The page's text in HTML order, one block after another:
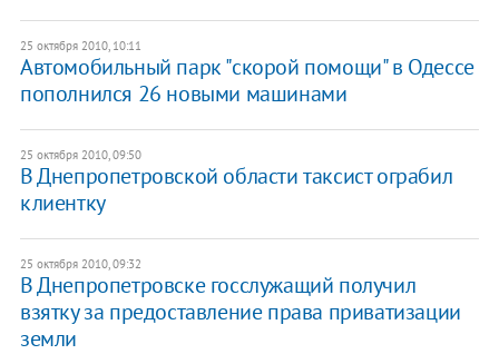
25 октября 2010, 10:11
Автомобильный парк "скорой помощи" в Одессе
пополнился 26 новыми машинами
25 октября 2010, 09:50
В Днепропетровской области таксист ограбил
клиентку
25 октября 2010, 09:32
В Днепропетровске госслужащий получил
взятку за предоставление права приватизации
земли